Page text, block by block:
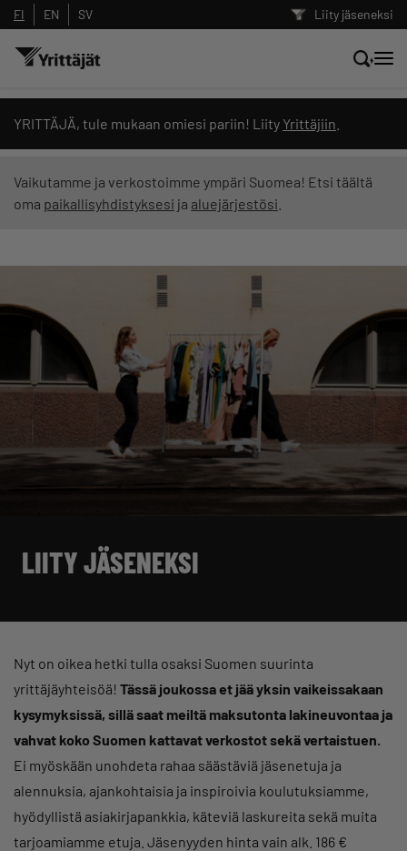
Liity jäseneksi
FI EN SV
YRITTÄJÄ, tule mukaan omiesi pariin! Liity Yrittäjiin
Vaikutamme ja verkostoimme ympäri Suomea! Etsi täältä
oma paikallisyhdistyksesi ja aluejärjestösi
LIITY JÄSENEKSI
Nyt on oikea hetki tulla osaksi Suomen suurinta
yrittäjäyhteisöä! Tässä joukossa et jää yksin vaikeissakaan
kysymyksissä, sillä saat meiltä maksutonta lakineuvontaa ja
vahvat koko Suomen kattavat verkostot sekä vertaistuen.
Ei myöskään unohdeta rahaa säästäviä jäsenetuja ja
alennuksia, ajankohtaisia ja inspiroivia koulutuksiamme,
hyödyllistä asiakirjapankkia, käteviä laskureita sekä muita
tarjoamiamme etuja. Jäsenyyden hinta vain alk. 186 €
Hae sivustolta tai kysy suoraan
Yrittäjien tekoälyltä
Suodata hakutuloksia: näytä kaikki sisältö